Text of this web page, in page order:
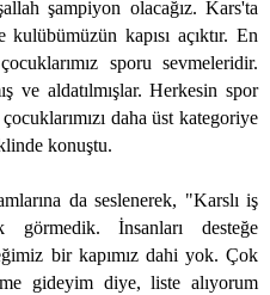
şampiyon olacağız. Kars'ta
kapısı açıktır. En
sporu sevmeleridir.
ve aldatılmışlar. Herkesin spor
daha üst kategoriye
konuştu.
da seslenerek, "Karslı iş
görmedik. İnsanları desteğe
bir kapımız dahi yok. Çok
gideyim diye, liste alıyorum